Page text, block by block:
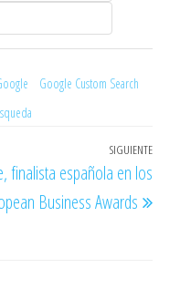
Google Custom Search
SIGUIENTE
finalista española en los
Business Awards